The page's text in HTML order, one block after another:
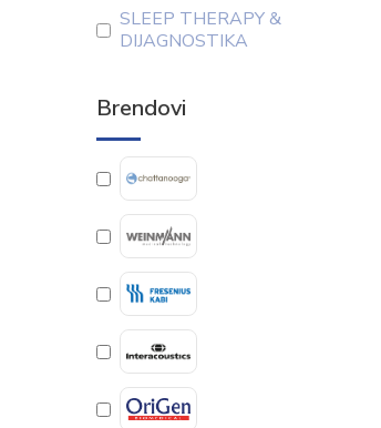
SLEEP THERAPY &
DIJAGNOSTIKA
Brendovi